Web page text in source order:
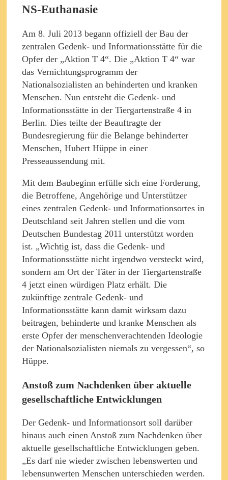
NS-Euthanasie
Am 8. Juli 2013 begann offiziell der Bau der
zentralen Gedenk- und Informationsstätte für die
Opfer der „Aktion T 4“. Die „Aktion T 4“ war
das Vernichtungsprogramm der
Nationalsozialisten an behinderten und kranken
Menschen. Nun entsteht die Gedenk- und
Informationsstätte in der Tiergartenstraße 4 in
Berlin. Dies teilte der Beauftragte der
Bundesregierung für die Belange behinderter
Menschen, Hubert Hüppe in einer
Presseaussendung mit.
Mit dem Baubeginn erfülle sich eine Forderung,
die Betroffene, Angehörige und Unterstützer
eines zentralen Gedenk- und Informationsortes in
Deutschland seit Jahren stellen und die vom
Deutschen Bundestag 2011 unterstützt worden
ist. „Wichtig ist, dass die Gedenk- und
Informationsstätte nicht irgendwo versteckt wird,
sondern am Ort der Täter in der Tiergartenstraße
4 jetzt einen würdigen Platz erhält. Die
zukünftige zentrale Gedenk- und
Informationsstätte kann damit wirksam dazu
beitragen, behinderte und kranke Menschen als
erste Opfer der menschenverachtenden Ideologie
der Nationalsozialisten niemals zu vergessen“, so
Hüppe.
Anstoß zum Nachdenken über aktuelle
gesellschaftliche Entwicklungen
Der Gedenk- und Informationsort soll darüber
hinaus auch einen Anstoß zum Nachdenken über
aktuelle gesellschaftliche Entwicklungen geben.
„Es darf nie wieder zwischen lebenswerten und
lebensunwerten Menschen unterschieden werden.